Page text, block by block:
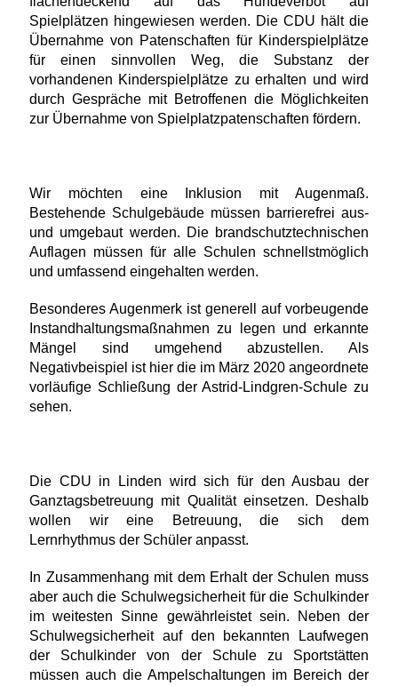
Spielplätzen hingewiesen werden. Die CDU hält die
Übernahme von Patenschaften für Kinderspielplätze
für einen sinnvollen Weg, die Substanz der
vorhandenen Kinderspielplätze zu erhalten und wird
durch Gespräche mit Betroffenen die Möglichkeiten
zur Übernahme von Spielplatzpatenschaften fördern.
Wir möchten eine Inklusion mit Augenmaß.
Bestehende Schulgebäude müssen barrierefrei aus-
und umgebaut werden. Die brandschutztechnischen
Auflagen müssen für alle Schulen schnellstmöglich
und umfassend eingehalten werden.
Besonderes Augenmerk ist generell auf vorbeugende
Instandhaltungsmaßnahmen zu legen und erkannte
Mängel sind umgehend abzustellen. Als
Negativbeispiel ist hier die im März 2020 angeordnete
vorläufige Schließung der Astrid-Lindgren-Schule zu
sehen.
Die CDU in Linden wird sich für den Ausbau der
Ganztagsbetreuung mit Qualität einsetzen. Deshalb
wollen wir eine Betreuung, die sich dem
Lernrhythmus der Schüler anpasst.
In Zusammenhang mit dem Erhalt der Schulen muss
aber auch die Schulwegsicherheit für die Schulkinder
im weitesten Sinne gewährleistet sein. Neben der
Schulwegsicherheit auf den bekannten Laufwegen
der Schulkinder von der Schule zu Sportstätten
müssen auch die Ampelschaltungen im Bereich der